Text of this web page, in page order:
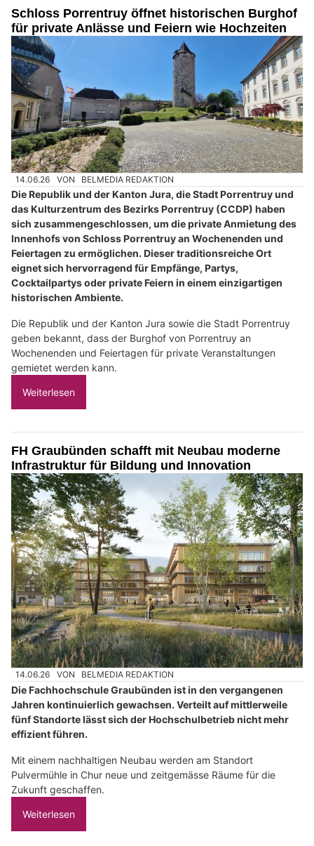
Schloss Porrentruy öffnet historischen Burghof
für private Anlässe und Feiern wie Hochzeiten
14.06.26 VON BELMEDIA REDAKTION
Die Republik und der Kanton Jura, die Stadt Porrentruy und
das Kulturzentrum des Bezirks Porrentruy (CCDP) haben
sich zusammengeschlossen, um die private Anmietung des
Innenhofs von Schloss Porrentruy an Wochenenden und
Feiertagen zu ermöglichen. Dieser traditionsreiche Ort
eignet sich hervorragend für Empfänge, Partys,
Cocktailpartys oder private Feiern in einem einzigartigen
historischen Ambiente.
Die Republik und der Kanton Jura sowie die Stadt Porrentruy
geben bekannt, dass der Burghof von Porrentruy an
Wochenenden und Feiertagen für private Veranstaltungen
gemietet werden kann.
Weiterlesen
FH Graubünden schafft mit Neubau moderne
Infrastruktur für Bildung und Innovation
14.06.26 VON BELMEDIA REDAKTION
Die Fachhochschule Graubünden ist in den vergangenen
Jahren kontinuierlich gewachsen. Verteilt auf mittlerweile
fünf Standorte lässt sich der Hochschulbetrieb nicht mehr
effizient führen.
Mit einem nachhaltigen Neubau werden am Standort
Pulvermühle in Chur neue und zeitgemässe Räume für die
Zukunft geschaffen.
Weiterlesen